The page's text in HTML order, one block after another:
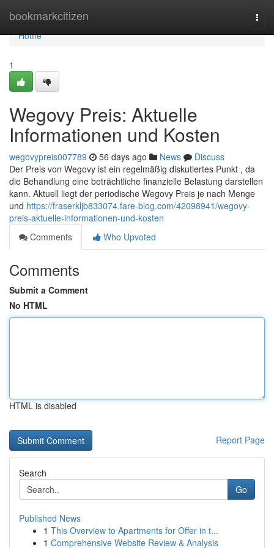
bookmarkcitizen
Home
Home
1
Wegovy Preis: Aktuelle
Informationen und Kosten
wegovypreis007789 56 days ago News
Discuss
Der Preis von Wegovy ist ein regelmäßig diskutiertes Punkt , da
die Behandlung eine beträchtliche finanzielle Belastung darstellen
kann. Aktuell liegt der periodische Wegovy Preis je nach Menge
und https://fraserkljb833074.fare-blog.com/42098941/wegovy-
preis-aktuelle-informationen-und-kosten
Comments
Who Upvoted
Comments
Submit a Comment
No HTML
HTML is disabled
Report Page
Search
Go
Published News
1 This Overview to Apartments for Offer in t...
1 Comprehensive Website Review & Analysis